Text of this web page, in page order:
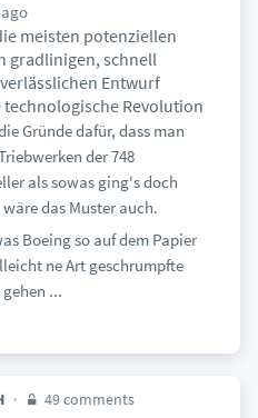
meisten potenziellen
gradlinigen, schnell
Entwurf
Revolution
Gründe dafür, dass man
der 748
als sowas ging's doch
das Muster auch.
Boeing so auf dem Papier
ne Art geschrumpfte
...
49 comments